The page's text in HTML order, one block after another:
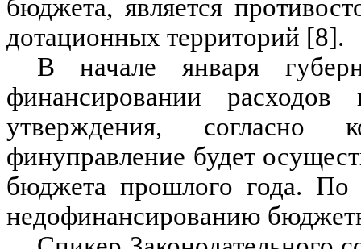
бюджета, является
дотационных территорий [8].
В начале января
финансировании
утверждения, согласно
финуправление будет
бюджета прошлого года. По
недофинансированию